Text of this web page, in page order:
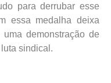
para derrubar esse
essa medalha deixa
demonstração de
sindical.